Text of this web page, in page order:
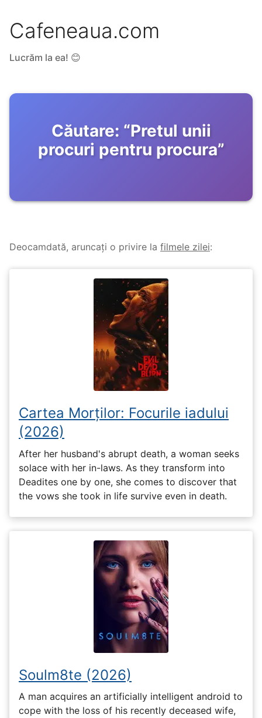
Cafeneaua.com
Lucrăm la ea! 😊
Căutare: “Pretul unii
procuri pentru procura”
Deocamdată, aruncați o privire la filmele zilei:
Cartea Morților: Focurile iadului
(2026)
After her husband's abrupt death, a woman seeks
solace with her in-laws. As they transform into
Deadites one by one, she comes to discover that
the vows she took in life survive even in death.
Soulm8te (2026)
A man acquires an artificially intelligent android to
cope with the loss of his recently deceased wife,